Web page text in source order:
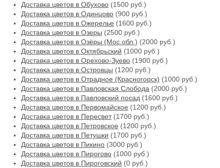
Доставка цветов в Обухово (1500 руб.)
Доставка цветов в Одинцово (900 руб.)
Доставка цветов в Ожерелье (1600 руб.)
Доставка цветов в Озеры (2500 руб.)
Доставка цветов в Озёры (Мос.обл.) (2000 руб.)
Доставка цветов в Октябрьский (1000 руб.)
Доставка цветов в Орехово-Зуево (1900 руб.)
Доставка цветов в Островцы (1200 руб.)
Доставка цветов в Отрадное (Красногорск) (1000 руб.)
Доставка цветов в Павловская Слобода (2000 руб.)
Доставка цветов в Павловский посад (1600 руб.)
Доставка цветов в Первомайское (1200 руб.)
Доставка цветов в Пересвет(1700 руб.)
Доставка цветов в Петровское (1200 руб.)
Доставка цветов в Петушки (1700 руб.)
Доставка цветов в Пикино (3000 руб.)
Доставка цветов в Пирогово (1000 руб.)
Доставка цветов в Пироговский (0 руб.)